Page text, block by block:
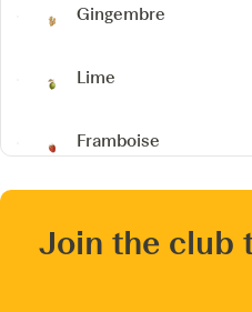
Gingembre
Lime
Framboise
Join the club